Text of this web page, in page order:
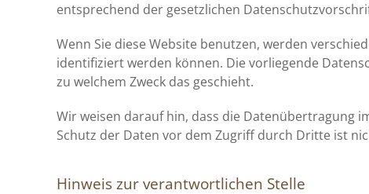
entsprechend der gesetzlichen
Wenn Sie diese Website benutzen, werden
identifiziert werden können. Die vorliegende
zu welchem Zweck das geschieht.
Wir weisen darauf hin, dass die Datenübertragung
Schutz der Daten vor dem Zugriff durch Dritte ist
Hinweis zur verantwortlichen Stelle